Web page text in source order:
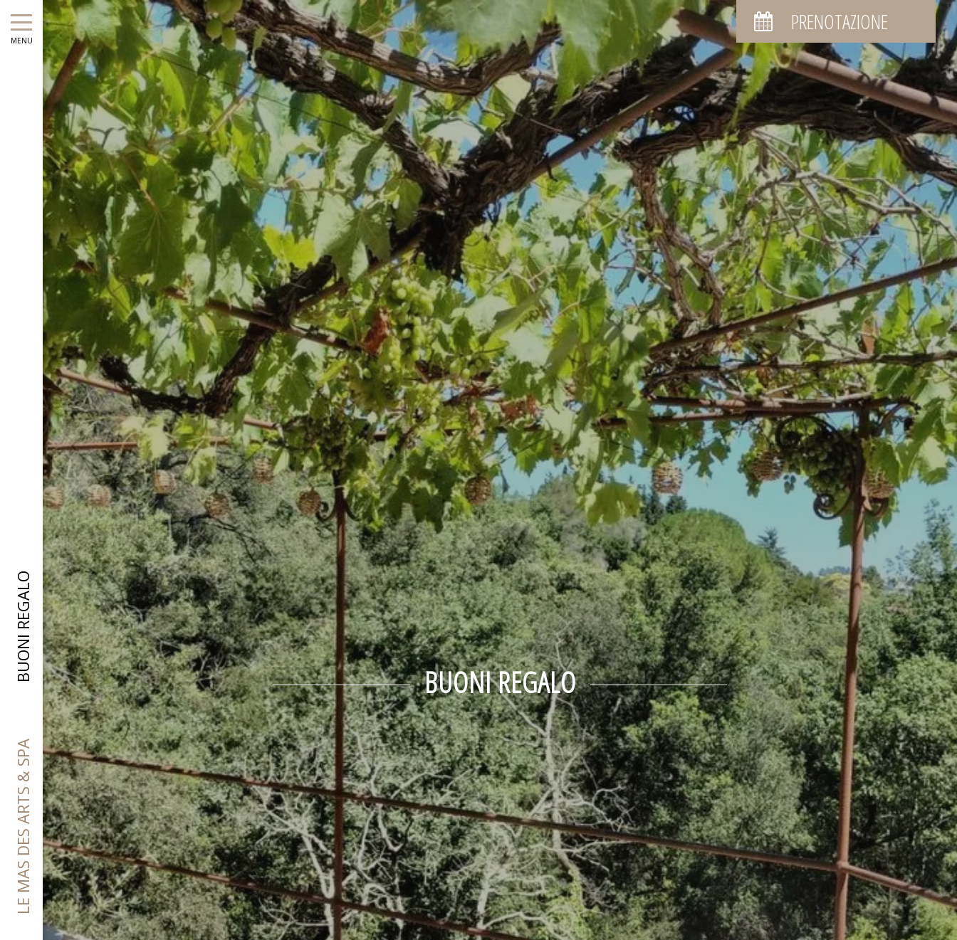
MENU
BUONI REGALO
LE MAS DES ARTS & SPA
PRENOTAZIONE
BUONI REGALO
Agosto Settembre
Lun Mar Mer Gio Ven Sab Dom Lun Mar Mer Gio Ven Sab
1
-
2
- -
6 7
-
8 9
-
11
-
12
-
13
-
14
-
15
-
16
-
18
-
19
-
20
-
21 22
-
23
-
25
-
26 27
-
29
-
30
1
-
2
-
3
-
4
-
5
-
6
-
7 8 9
-
10
-
11 12
-
13
-
14
-
15
-
16 17
-
18
-
19
-
20
21
-
22 23
-
24
-
25
-
26
-
27
-
28
-
29
-
30
A partire da
-
Sito Ufficiale
Prezzo Migliore Garantito